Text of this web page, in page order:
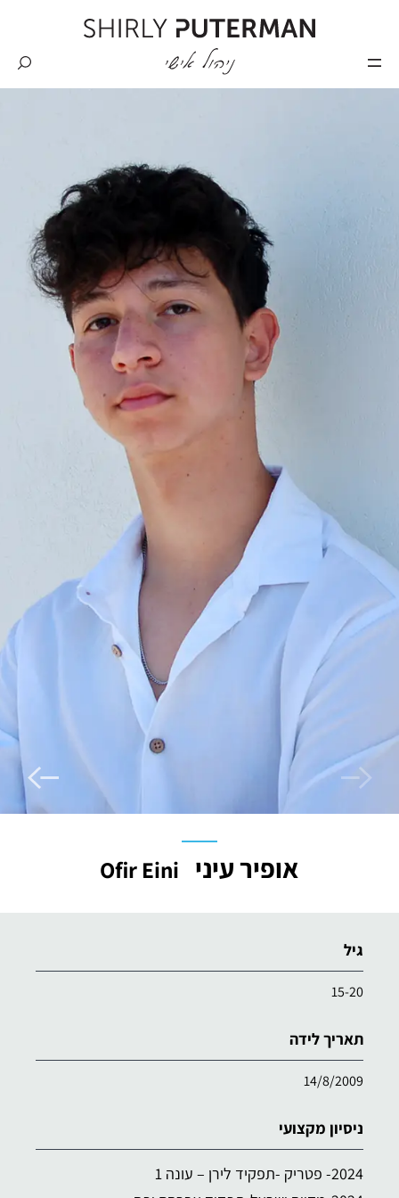
content
Shirly
אופיר עיני Ofir Eini
גיל
15-20
תאריך לידה
14/8/2009
ניסיון מקצועי
2024- פטריק -תפקיד לירן – עונה 1